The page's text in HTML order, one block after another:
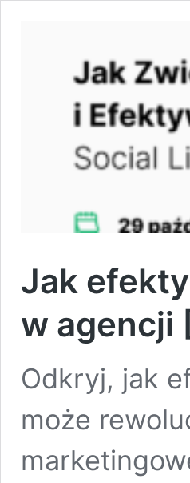
Jak
w agencji
Odkryj, jak
może